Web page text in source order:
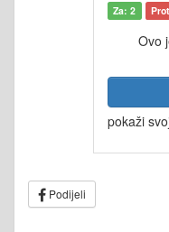
Za: 2
Ovo
pokaži
Podijeli